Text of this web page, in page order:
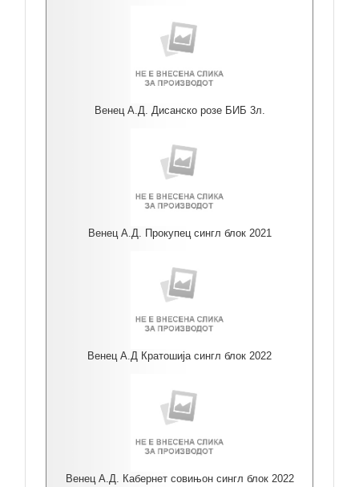
Венец А.Д. Дисанско розе БИБ 3л.
Венец А.Д. Прокупец сингл блок 2021
Венец А.Д Кратошија сингл блок 2022
Венец А.Д. Кабернет совињон сингл блок 2022